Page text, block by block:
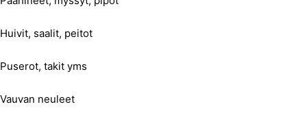
Huivit, saalit, peitot
Puserot, takit yms
Vauvan neuleet